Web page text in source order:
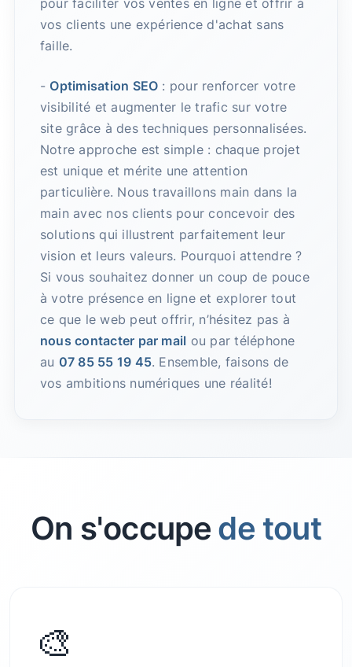
pour faciliter vos ventes en ligne et offrir à
vos clients une expérience d'achat sans
faille.
- Optimisation SEO : pour renforcer votre
visibilité et augmenter le trafic sur votre
site grâce à des techniques personnalisées.
Notre approche est simple : chaque projet
est unique et mérite une attention
particulière. Nous travaillons main dans la
main avec nos clients pour concevoir des
solutions qui illustrent parfaitement leur
vision et leurs valeurs. Pourquoi attendre ?
Si vous souhaitez donner un coup de pouce
à votre présence en ligne et explorer tout
ce que le web peut offrir, n’hésitez pas à
nous contacter par mail ou par téléphone
au 07 85 55 19 45. Ensemble, faisons de
vos ambitions numériques une réalité!
On s'occupe de tout
🎨